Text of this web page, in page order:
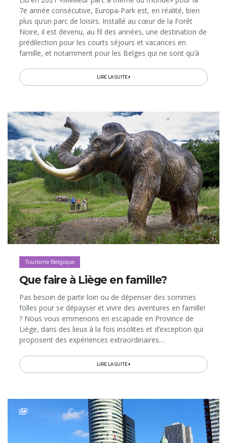
7e année consécutive, Europa-Park est, en réalité, bien
plus qu’un parc de loisirs. Installé au cœur de la Forêt
Noire, il est devenu, au fil des années, une destination de
prédilection pour les courts séjours et vacances en
famille, et notamment pour les Belges qui ne sont qu’à
LIRE LA SUITE
Tourisme Belgique
Que faire à Liège en famille?
Pas besoin de partir loin ou de dépenser des sommes
folles pour se dépayser et vivre des aventures en famille!
? Nous vous emmenons en escapade en Province de
Liège, dans des lieux à la fois insolites et d’exception qui
proposent des expériences extraordinaires…
LIRE LA SUITE